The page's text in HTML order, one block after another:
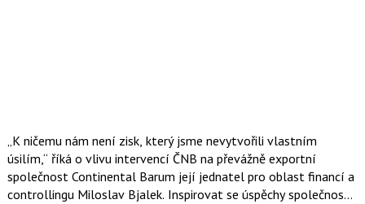
„K ničemu nám není zisk, který jsme nevytvořili vlastním
úsilím,“ říká o vlivu intervencí ČNB na převážně exportní
společnost Continental Barum její jednatel pro oblast financí a
controllingu Miloslav Bjalek. Inspirovat se úspěchy společnosti